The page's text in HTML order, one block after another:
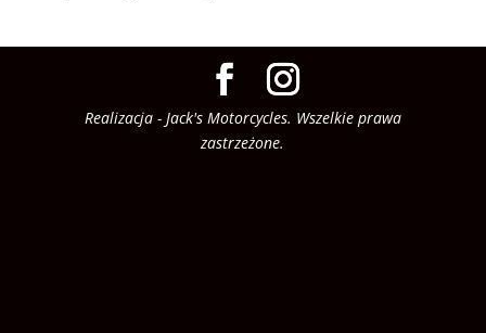
Realizacja - Jack's Motorcycles. Wszelkie prawa
zastrzeżone.